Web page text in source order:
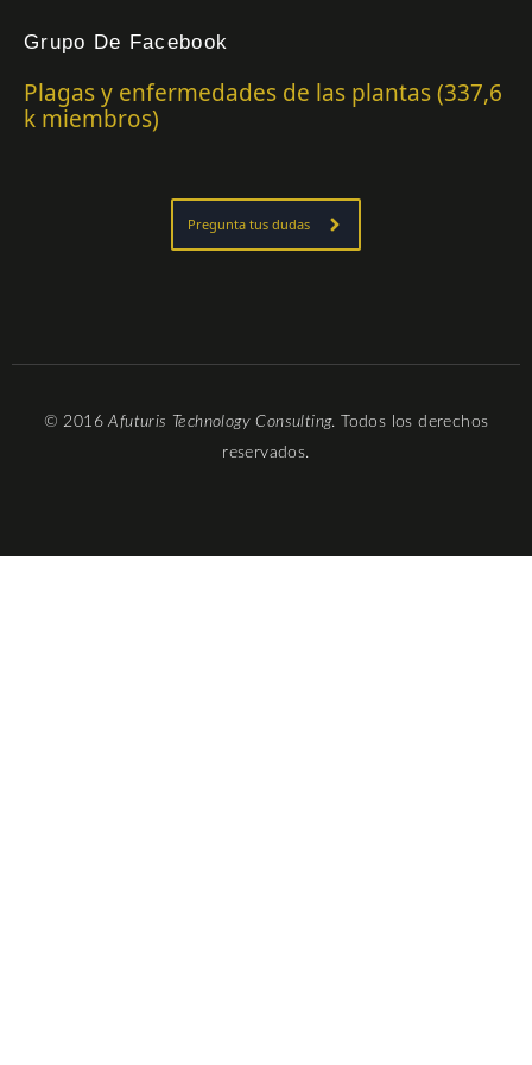
e
o
o
k
-
t
r
k
i
n
-
t
e
Grupo De Facebook
Plagas y enfermedades de las plantas (337,6
k miembros)
Pregunta tus dudas
© 2016Afuturis Technology Consulting. Todos los derechos
reservados.